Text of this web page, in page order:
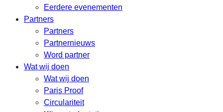
Eerdere evenementen
Partners
Partners
Partnernieuws
Word partner
Wat wij doen
Wat wij doen
Paris Proof
Circulariteit